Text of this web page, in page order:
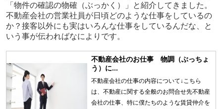
「物件の確認の物確（ぶっかく）」と紹介してきました。
不動産会社の営業社員が日頃どのような仕事をしているの
か？接客以外にも実はいろんな仕事をしているんだな、と
いう事が伝わればなによりです。
不動産会社のお仕事 物調（ぶっちょ
う）に...
不動産会社の仕事の内容について↓こちら
は、不動産に関する全般のお問合せ先不動産
会社の仕事、特に僕たちのような賃貸仲介を